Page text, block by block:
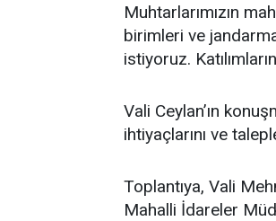
Muhtarlarımızın
birimleri ve
istiyoruz.
Vali Ceylan’ın
ihtiyaçlarını ve
Toplantıya, Vali
Mahalli İdareler